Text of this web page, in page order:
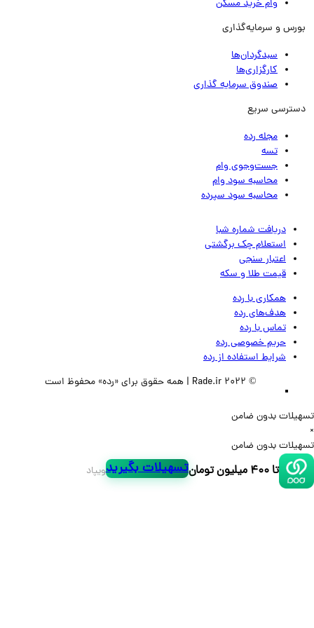
وام خرید مسکن
و سرمایه‌گذاری
سبدگردان‌ها
کارگزاری‌ها
صندوق سرمایه گذاری
سریع
مجله رده
تسه
جست‌وجوی وام
محاسبه سود وام
محاسبه سود سپرده
دریافت شماره شبا
استعلام چک برگشتی
اعتبار سنجی
قیمت طلا و سکه
همکاری با رده
هدف‌های رده
تماس‌ با‌ رده
حریم خصوصی رده
شرایط استفاده از رده
بدون ضامن
بدون ضامن
تا ۴۰۰ میلیون تومان تسهیلات بگیریدویپاد